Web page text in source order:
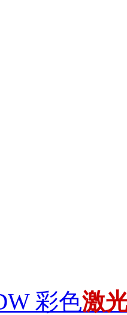
彩色激